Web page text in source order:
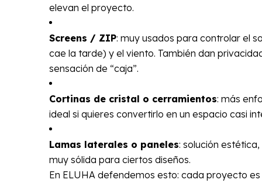
elevan el proyecto.
Screens / ZIP: muy usados para controlar el
cae la tarde) y el viento. También dan
sensación de “caja”.
Cortinas de cristal o cerramientos: más
ideal si quieres convertirlo en un espacio casi
Lamas laterales o paneles: solución
muy sólida para ciertos diseños.
En ELUHA defendemos esto: cada proyecto